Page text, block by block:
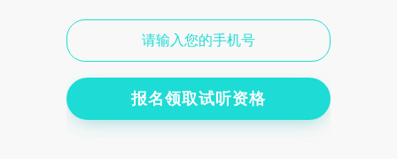
报名领取试听资格